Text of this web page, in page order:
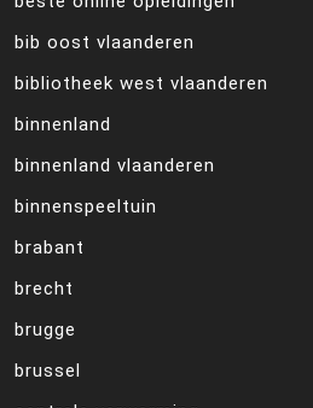
bib oost vlaanderen
bibliotheek west vlaanderen
binnenland
binnenland vlaanderen
binnenspeeltuin
brabant
brecht
brugge
brussel